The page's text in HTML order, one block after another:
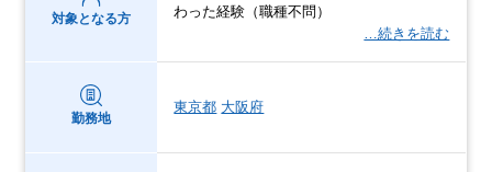
対象となる方
わった経験（職種不問）
…続きを読む
勤務地
東京都 大阪府